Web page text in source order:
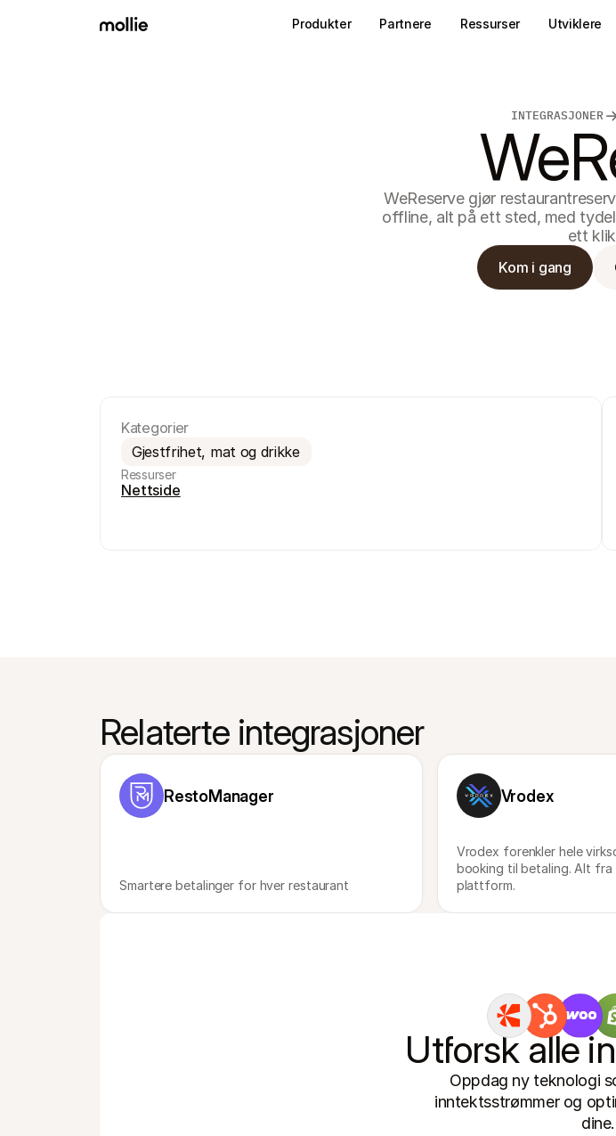
INTEGRASJONER
WeReserve gjør
offline, alt på ett sted, med
ett
Kom i gang
Kategorier
Gjestfrihet, mat og drikke
Ressurser
Nettside
Relaterte integrasjoner
RestoManager
Smartere betalinger for hver restaurant
Vrodex
Vrodex forenkler hele
booking til betaling. Alt fra
plattform.
Utforsk alle
Oppdag ny teknologi
inntektsstrømmer og
dine.
Produkter Partnere Ressurser Utviklere